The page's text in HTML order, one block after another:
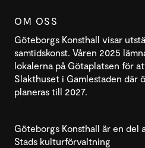
OM OSS
Göteborgs Konsthall visar
samtidskonst. Våren 2025
lokalerna på Götaplatsen för
Slakthuset i Gamlestaden där
planeras till 2027.
Göteborgs Konsthall är en del
Stads kulturförvaltning